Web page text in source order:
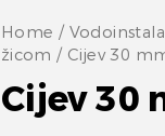
Home /
žicom / Cijev 30
Cijev 30